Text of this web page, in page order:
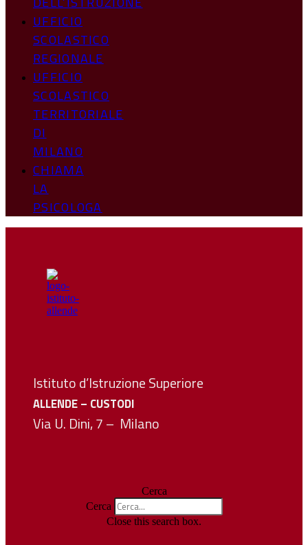
UFFICIO
SCOLASTICO
REGIONALE
UFFICIO
SCOLASTICO
TERRITORIALE
DI
MILANO
CHIAMA
LA
PSICOLOGA
Istituto d’Istruzione Superiore
ALLENDE – CUSTODI
Via U. Dini, 7 – Milano
Cerca
Cerca
Close this search box.